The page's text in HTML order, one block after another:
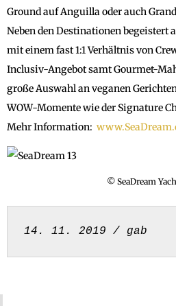
Ground auf Anguilla oder auch
Neben den Destinationen begeistert
mit einem fast 1:1 Verhältnis von
Inclusiv-Angebot samt Gourmet-
große Auswahl an veganen
WOW-Momente wie der Signature
Mehr Information:
© SeaDream
14. 11. 2019 / gab